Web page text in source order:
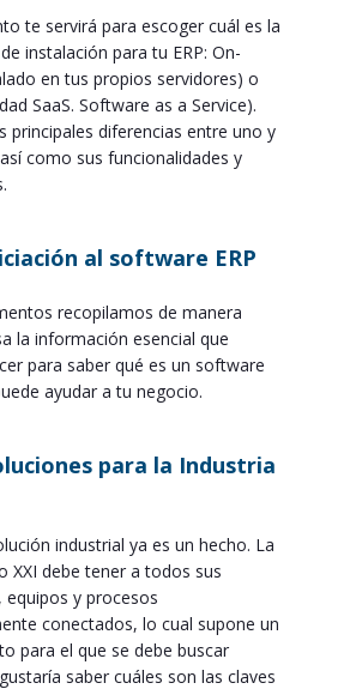
te servirá para escoger cuál es la
instalación para tu ERP: On-
en tus propios servidores) o
SaaS. Software as a Service).
principales diferencias entre uno y
como sus funcionalidades y
al software ERP
recopilamos de manera
la información esencial que
para saber qué es un software
ayudar a tu negocio.
para la Industria
industrial ya es un hecho. La
XXI debe tener a todos sus
y procesos
conectados, lo cual supone un
para el que se debe buscar
saber cuáles son las claves